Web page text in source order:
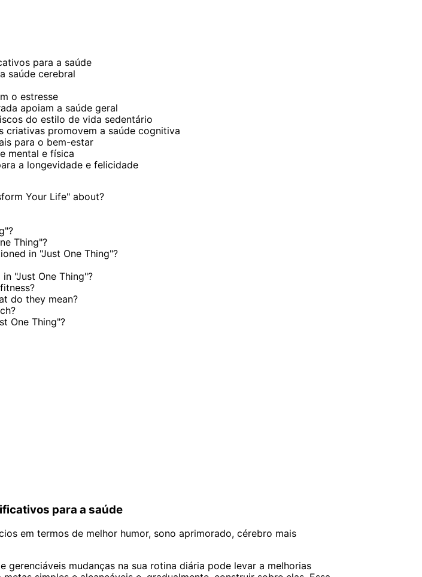
para a saúde
saúde cerebral
o estresse
apoiam a saúde geral
do estilo de vida sedentário
criativas promovem a saúde cognitiva
para o bem-estar
mental e física
a longevidade e felicidade
Your Life" about?
Thing"?
in "Just One Thing"?
"Just One Thing"?
do they mean?
One Thing"?
para a saúde
em termos de melhor humor, sono aprimorado, cérebro mais
gerenciáveis mudanças na sua rotina diária pode levar a melhorias